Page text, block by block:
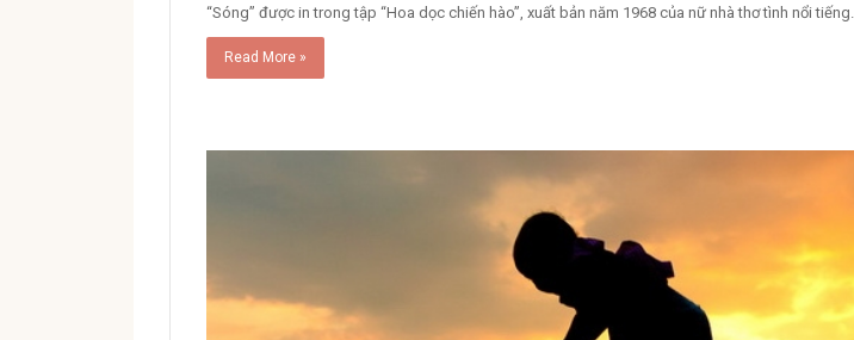
“Sóng” được in trong tập “Hoa dọc chiến hào”, xuất bản năm 1968 của nữ nhà thơ tình nổi tiếng…
Read More »